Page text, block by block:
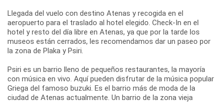
Llegada del vuelo con destino Atenas y recogida en el
aeropuerto para el traslado al hotel elegido. Check-In en el
hotel y resto del día libre en Atenas, ya que por la tarde los
museos están cerrados, les recomendamos dar un paseo por
la zona de Plaka y Psiri.
Psiri es un barrio lleno de pequeños restaurantes, la mayoría
con música en vivo. Aquí pueden disfrutar de la música popular
Griega del famoso buzuki. Es el barrio más de moda de la
ciudad de Atenas actualmente. Un barrio de la zona vieja